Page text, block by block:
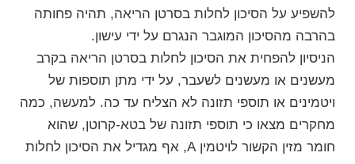
להשפיע על הסיכון לחלות בסרטן הריאה, תהיה פחותה
בהרבה מהסיכון המוגבר הנגרם על ידי עישון.
הניסיון להפחית את הסיכון לחלות בסרטן הריאה בקרב
מעשנים או מעשנים לשעבר, על ידי מתן תוספות של
ויטמינים או תוספי תזונה לא הצליח עד כה. למעשה, כמה
מחקרים מצאו כי תוספי תזונה של בטא-קרוטן, שהוא
חומר מזין הקשור לויטמין A, אף מגדיל את הסיכון לחלות